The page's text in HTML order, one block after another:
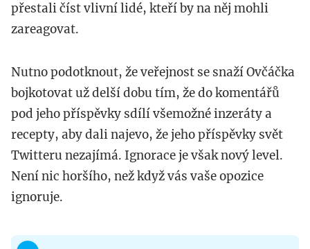
přestali číst vlivní lidé, kteří by na něj mohli
zareagovat.
Nutno podotknout, že veřejnost se snaží Ovčáčka
bojkotovat už delší dobu tím, že do komentářů
pod jeho příspěvky sdílí všemožné inzeráty a
recepty, aby dali najevo, že jeho příspěvky svět
Twitteru nezajímá. Ignorace je však nový level.
Není nic horšího, než když vás vaše opozice
ignoruje.